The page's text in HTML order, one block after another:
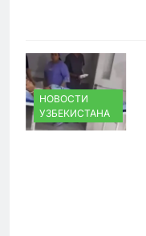
НОВОСТИ
УЗБЕКИСТАНА